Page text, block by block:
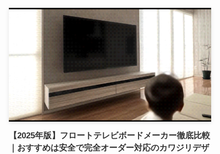
【2025年版】フロートテレビボードメーカー徹底比較
｜おすすめは安全で完全オーダー対応のカワジリデザ